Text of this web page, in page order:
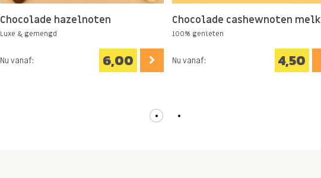
Chocolade hazelnoten
Luxe & gemengd
Nu vanaf: 6,00
Chocolade cashewnoten melk
100% genieten
Nu vanaf: 4,50